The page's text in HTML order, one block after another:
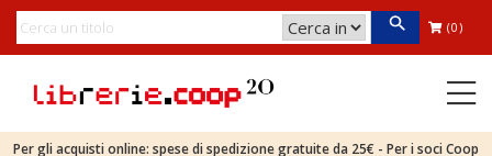
(0)
Per gli acquisti online: spese di spedizione gratuite da 25€ - Per i soci Coop